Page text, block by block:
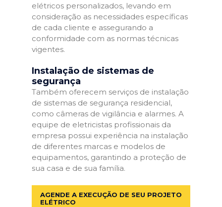
elétricos personalizados, levando em
consideração as necessidades específicas
de cada cliente e assegurando a
conformidade com as normas técnicas
vigentes.
Instalação de sistemas de
segurança
Também oferecem serviços de instalação
de sistemas de segurança residencial,
como câmeras de vigilância e alarmes. A
equipe de eletricistas profissionais da
empresa possui experiência na instalação
de diferentes marcas e modelos de
equipamentos, garantindo a proteção de
sua casa e de sua família.
AGENDE A EXECUÇÃO DE SEU PROJETO
ELÉTRICO